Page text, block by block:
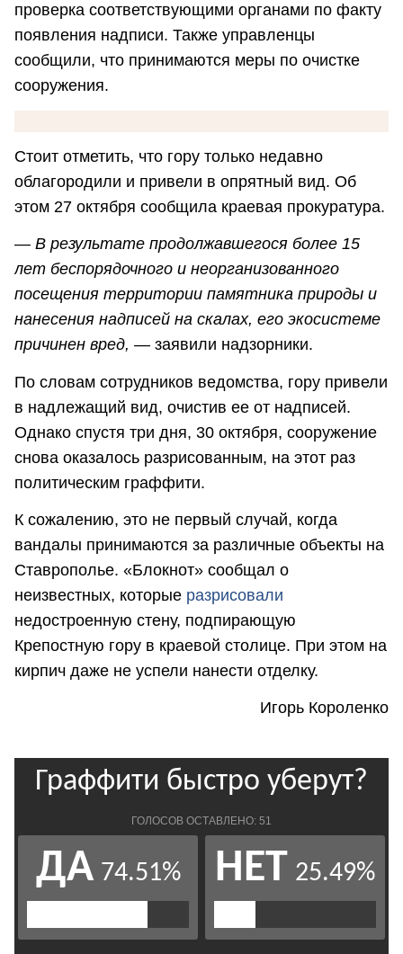
проверка соответствующими органами по факту
появления надписи. Также управленцы
сообщили, что принимаются меры по очистке
сооружения.
Стоит отметить, что гору только недавно
облагородили и привели в опрятный вид. Об
этом 27 октября сообщила краевая прокуратура.
— В результате продолжавшегося более 15
лет беспорядочного и неорганизованного
посещения территории памятника природы и
нанесения надписей на скалах, его экосистеме
причинен вред, — заявили надзорники.
По словам сотрудников ведомства, гору привели
в надлежащий вид, очистив ее от надписей.
Однако спустя три дня, 30 октября, сооружение
снова оказалось разрисованным, на этот раз
политическим граффити.
К сожалению, это не первый случай, когда
вандалы принимаются за различные объекты на
Ставрополье. «Блокнот» сообщал о
неизвестных, которые разрисовали
недостроенную стену, подпирающую
Крепостную гору в краевой столице. При этом на
кирпич даже не успели нанести отделку.
Игорь Короленко